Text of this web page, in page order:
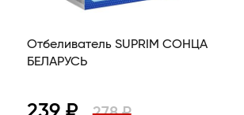
Отбеливатель SUPRIM СОНЦА
БЕЛАРУСЬ